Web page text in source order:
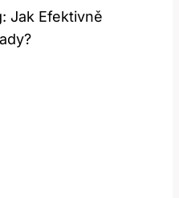
Jak Efektivně